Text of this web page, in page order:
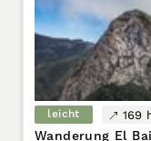
leicht 169
Wanderung El